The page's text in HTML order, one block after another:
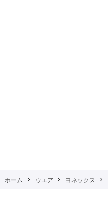
ホーム ウエア ヨネックス